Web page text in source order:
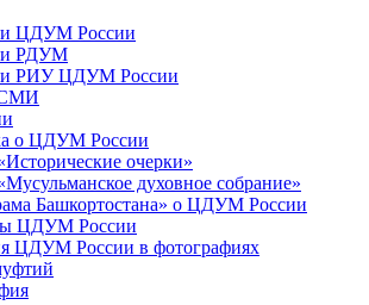
ЦДУМ России
РДУМ
РИУ ЦДУМ России
о ЦДУМ России
очерки»
духовное собрание»
Башкортостана» о ЦДУМ России
ЦДУМ России
ЦДУМ России в фотографиях